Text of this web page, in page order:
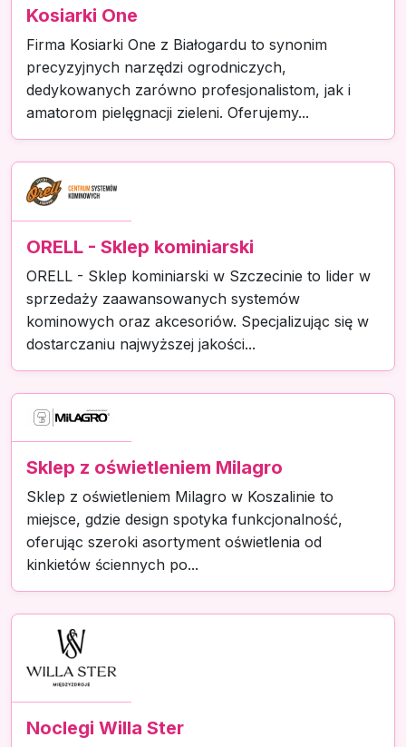
Kosiarki One
Firma Kosiarki One z Białogardu to synonim
precyzyjnych narzędzi ogrodniczych,
dedykowanych zarówno profesjonalistom, jak i
amatorom pielęgnacji zieleni. Oferujemy...
ORELL - Sklep kominiarski
ORELL - Sklep kominiarski w Szczecinie to lider w
sprzedaży zaawansowanych systemów
kominowych oraz akcesoriów. Specjalizując się w
dostarczaniu najwyższej jakości...
Sklep z oświetleniem Milagro
Sklep z oświetleniem Milagro w Koszalinie to
miejsce, gdzie design spotyka funkcjonalność,
oferując szeroki asortyment oświetlenia od
kinkietów ściennych po...
Noclegi Willa Ster